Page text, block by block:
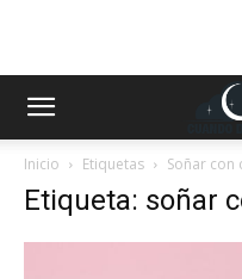
Inicio Etiquetas Soñar con
Etiqueta: soñar